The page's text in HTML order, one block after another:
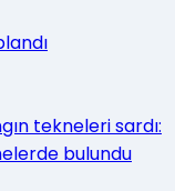
tekneleri sardı:
bulundu